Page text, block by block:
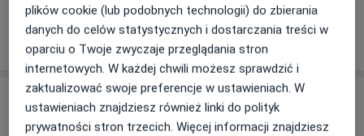
Poproś o wizytę
plików cookie (lub podobnych technologii) do zbierania
danych do celów statystycznych i dostarczania treści w
oparciu o Twoje zwyczaje przeglądania stron
internetowych. W każdej chwili możesz sprawdzić i
zaktualizować swoje preferencje w ustawieniach. W
ustawieniach znajdziesz również linki do polityk
prywatności stron trzecich. Więcej informacji znajdziesz